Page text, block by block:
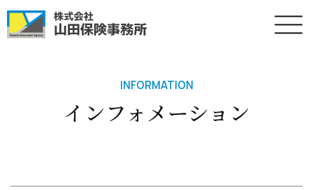
Menu
インフォメーション
INFORMATION